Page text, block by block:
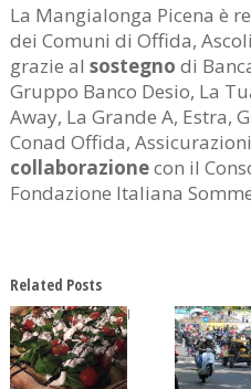
La Mangialonga Picena è
dei Comuni di Offida,
grazie al sostegno di
Gruppo Banco Desio, La
Away, La Grande A, Estra,
Conad Offida,
collaborazionecon il
Fondazione Italiana
Related Posts
I